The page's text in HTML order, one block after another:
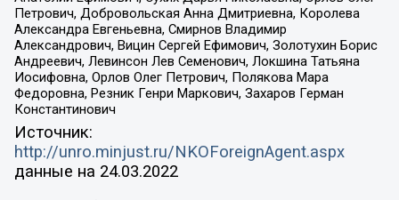
Петрович, Добровольская Анна Дмитриевна, Королева
Александра Евгеньевна, Смирнов Владимир
Александрович, Вицин Сергей Ефимович, Золотухин Борис
Андреевич, Левинсон Лев Семенович, Локшина Татьяна
Иосифовна, Орлов Олег Петрович, Полякова Мара
Федоровна, Резник Генри Маркович, Захаров Герман
Константинович
Источник:
http://unro.minjust.ru/NKOForeignAgent.aspx
данные на 24.03.2022